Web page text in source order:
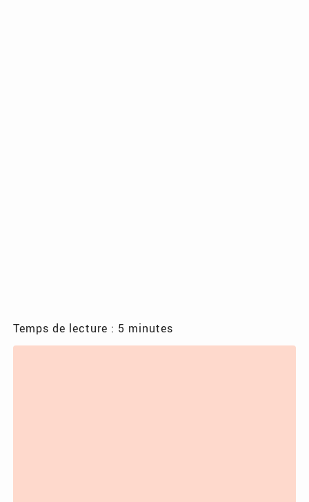
Temps de lecture : 5 minutes